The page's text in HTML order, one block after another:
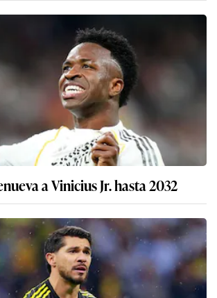
a Vinicius Jr. hasta 2032